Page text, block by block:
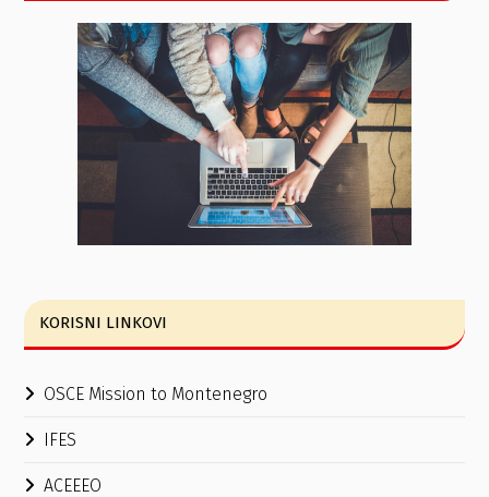
KORISNI LINKOVI
OSCE Mission to Montenegro
IFES
ACEEEO